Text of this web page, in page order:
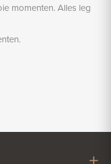
momenten. Alles leg